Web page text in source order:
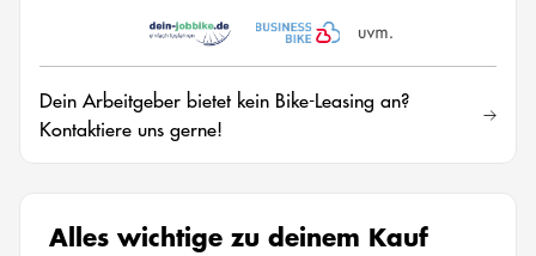
Dein Arbeitgeber bietet kein Bike-Leasing an?
Kontaktiere uns gerne!
Alles wichtige zu deinem Kauf